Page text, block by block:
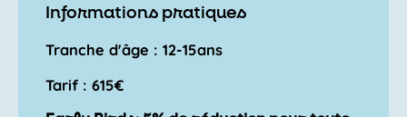
Informations pratiques
Tranche d'âge : 12-15ans
Tarif : 615€